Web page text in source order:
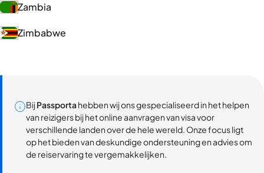
Zambia
Zimbabwe
BijPassportahebben wij ons gespecialiseerd in het helpen
van reizigers bij het online aanvragen van visa voor
verschillende landen over de hele wereld. Onze focus ligt
op het bieden van deskundige ondersteuning en advies om
de reiservaring te vergemakkelijken.